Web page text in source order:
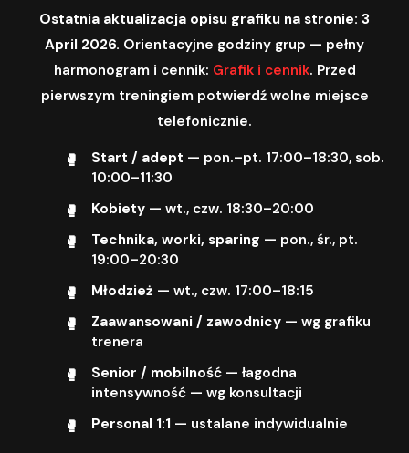
Ostatnia aktualizacja opisu grafiku na stronie: 3
April 2026. Orientacyjne godziny grup — pełny
harmonogram i cennik: Grafik i cennik. Przed
pierwszym treningiem potwierdź wolne miejsce
telefonicznie.
Start / adept — pon.–pt. 17:00–18:30, sob.
10:00–11:30
Kobiety— wt., czw. 18:30–20:00
Technika, worki, sparing — pon., śr., pt.
19:00–20:30
Młodzież — wt., czw. 17:00–18:15
Zaawansowani / zawodnicy— wg grafiku
trenera
Senior / mobilność— łagodna
intensywność — wg konsultacji
Personal 1:1 — ustalane indywidualnie